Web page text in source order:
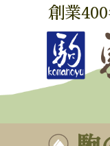
創業